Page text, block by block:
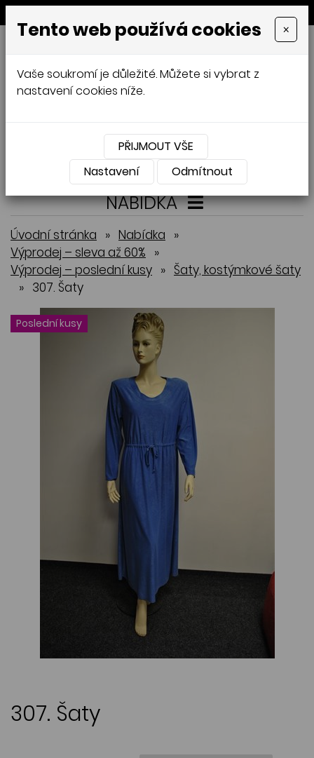
MENU
GALAMODA-XXL
Jana Mládková
XXL,ČESKÁ VÝROBA
Přihlásit Košík 0
NABÍDKA
Úvodní stránka » Nabídka »
Výprodej – sleva až 60% »
Výprodej – poslední kusy » Šaty, kostýmkové šaty
» 307. Šaty
Poslední kusy
307. Šaty
Tento web používá cookies ×
Vaše soukromí je důležité. Můžete si vybrat z
nastavení cookies níže.
PŘIJMOUT VŠE
Nastavení
Odmítnout